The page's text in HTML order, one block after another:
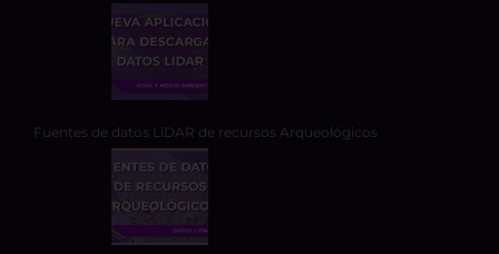
Fuentes de datos LiDAR de recursos Arqueológicos